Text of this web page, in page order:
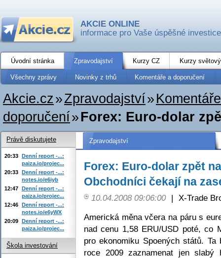
AKCIE ONLINE
informace pro Vaše úspěšné investice
Úvodní stránka Zpravodajství Kurzy CZ Kurzy
Všechny zprávy Novinky z trhů Komentáře a doporučení
Akcie.cz»Zpravodajství»
doporučení»Forex: Euro-dolar
Zpravodajství
Forex: Euro-dolar zpět
Obchodníci čekají na
10.04.2008 09:06:00 | X-Trade
Americká měna včera na páru s
nad cenu 1,58 ERU/USD poté, co
pro ekonomiku Spoených států.
roce 2009 zaznamenat jen slabý
Právě diskutujete
20:33 Denní report -...:
paiza.io/projec...
20:33 Denní report -...:
notes.io/e6iyb
12:47 Denní report -...:
paiza.io/projec...
12:46 Denní report -...:
notes.io/e6yWX
20:09 Denní report -...:
paiza.io/projec...
Škola investování